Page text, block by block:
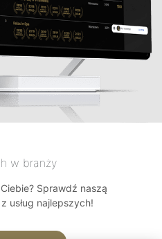
w branży
Sprawdź naszą
usług najlepszych!